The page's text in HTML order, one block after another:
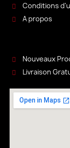
Conditions
A propos
Nouveaux
Livraison